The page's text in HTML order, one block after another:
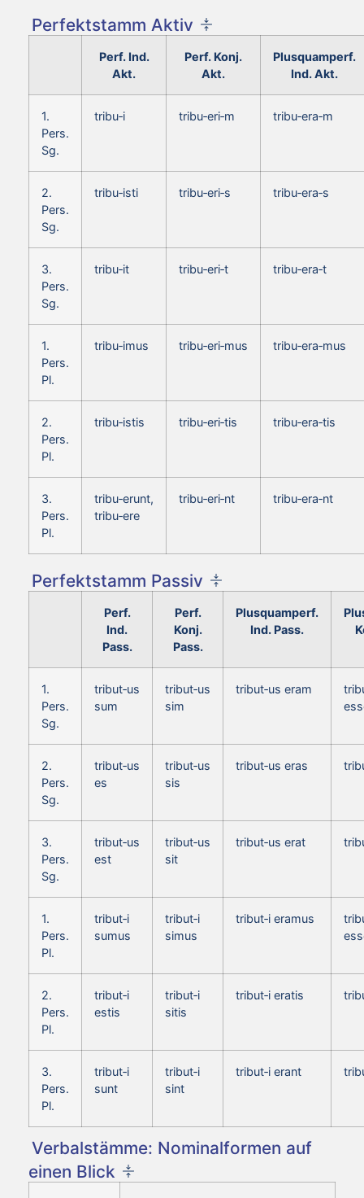
Perfektstamm Aktiv
Perf. Ind.
Akt.
Perf. Konj.
Akt.
Plusquamperf.
Ind. Akt.
1.
Pers.
Sg.
tribu‑i tribu‑eri‑m tribu‑era‑m
2.
Pers.
Sg.
tribu‑isti tribu‑eri‑s tribu‑era‑s
3.
Pers.
Sg.
tribu‑it tribu‑eri‑t tribu‑era‑t
1.
Pers.
Pl.
tribu‑imus tribu‑eri‑mus tribu‑era‑mus
2.
Pers.
Pl.
tribu‑istis tribu‑eri‑tis tribu‑era‑tis
3.
Pers.
Pl.
tribu‑erunt,
tribu‑ere
tribu‑eri‑nt tribu‑era‑nt
Perfektstamm Passiv
Perf.
Ind.
Pass.
Perf.
Konj.
Pass.
Plusquamperf.
Ind. Pass.
1.
Pers.
Sg.
tribut‑us
sum
tribut‑us
sim
tribut‑us eram
2.
Pers.
Sg.
tribut‑us
es
tribut‑us
sis
tribut‑us eras
3.
Pers.
Sg.
tribut‑us
est
tribut‑us
sit
tribut‑us erat
1.
Pers.
Pl.
tribut‑i
sumus
tribut‑i
simus
tribut‑i eramus
2.
Pers.
Pl.
tribut‑i
estis
tribut‑i
sitis
tribut‑i eratis
3.
Pers.
Pl.
tribut‑i
sunt
tribut‑i
sint
tribut‑i erant
Verbalstämme: Nominalformen auf
einen Blick